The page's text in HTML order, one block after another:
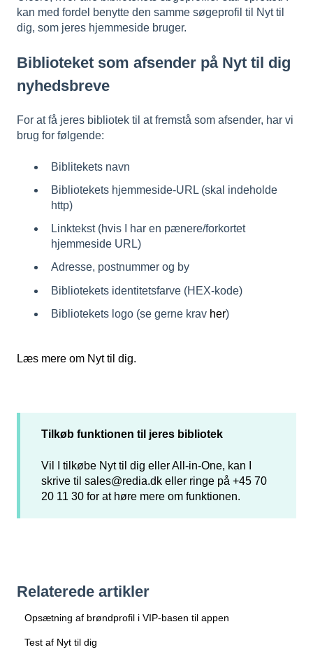
kan med fordel benytte den samme søgeprofil til Nyt til
dig, som jeres hjemmeside bruger.
Biblioteket som afsender på Nyt til dig
nyhedsbreve
For at få jeres bibliotek til at fremstå som afsender, har vi
brug for følgende:
Biblitekets navn
Bibliotekets hjemmeside-URL (skal indeholde
http)
Linktekst (hvis I har en pænere/forkortet
hjemmeside URL)
Adresse, postnummer og by
Bibliotekets identitetsfarve (HEX-kode)
Bibliotekets logo (se gerne krav her)
Læs mere om Nyt til dig.
Tilkøb funktionen til jeres bibliotek
Vil I tilkøbe Nyt til dig eller All-in-One, kan I
skrive til sales@redia.dk eller ringe på +45 70
20 11 30 for at høre mere om funktionen.
Relaterede artikler
Opsætning af brøndprofil i VIP-basen til appen
Test af Nyt til dig